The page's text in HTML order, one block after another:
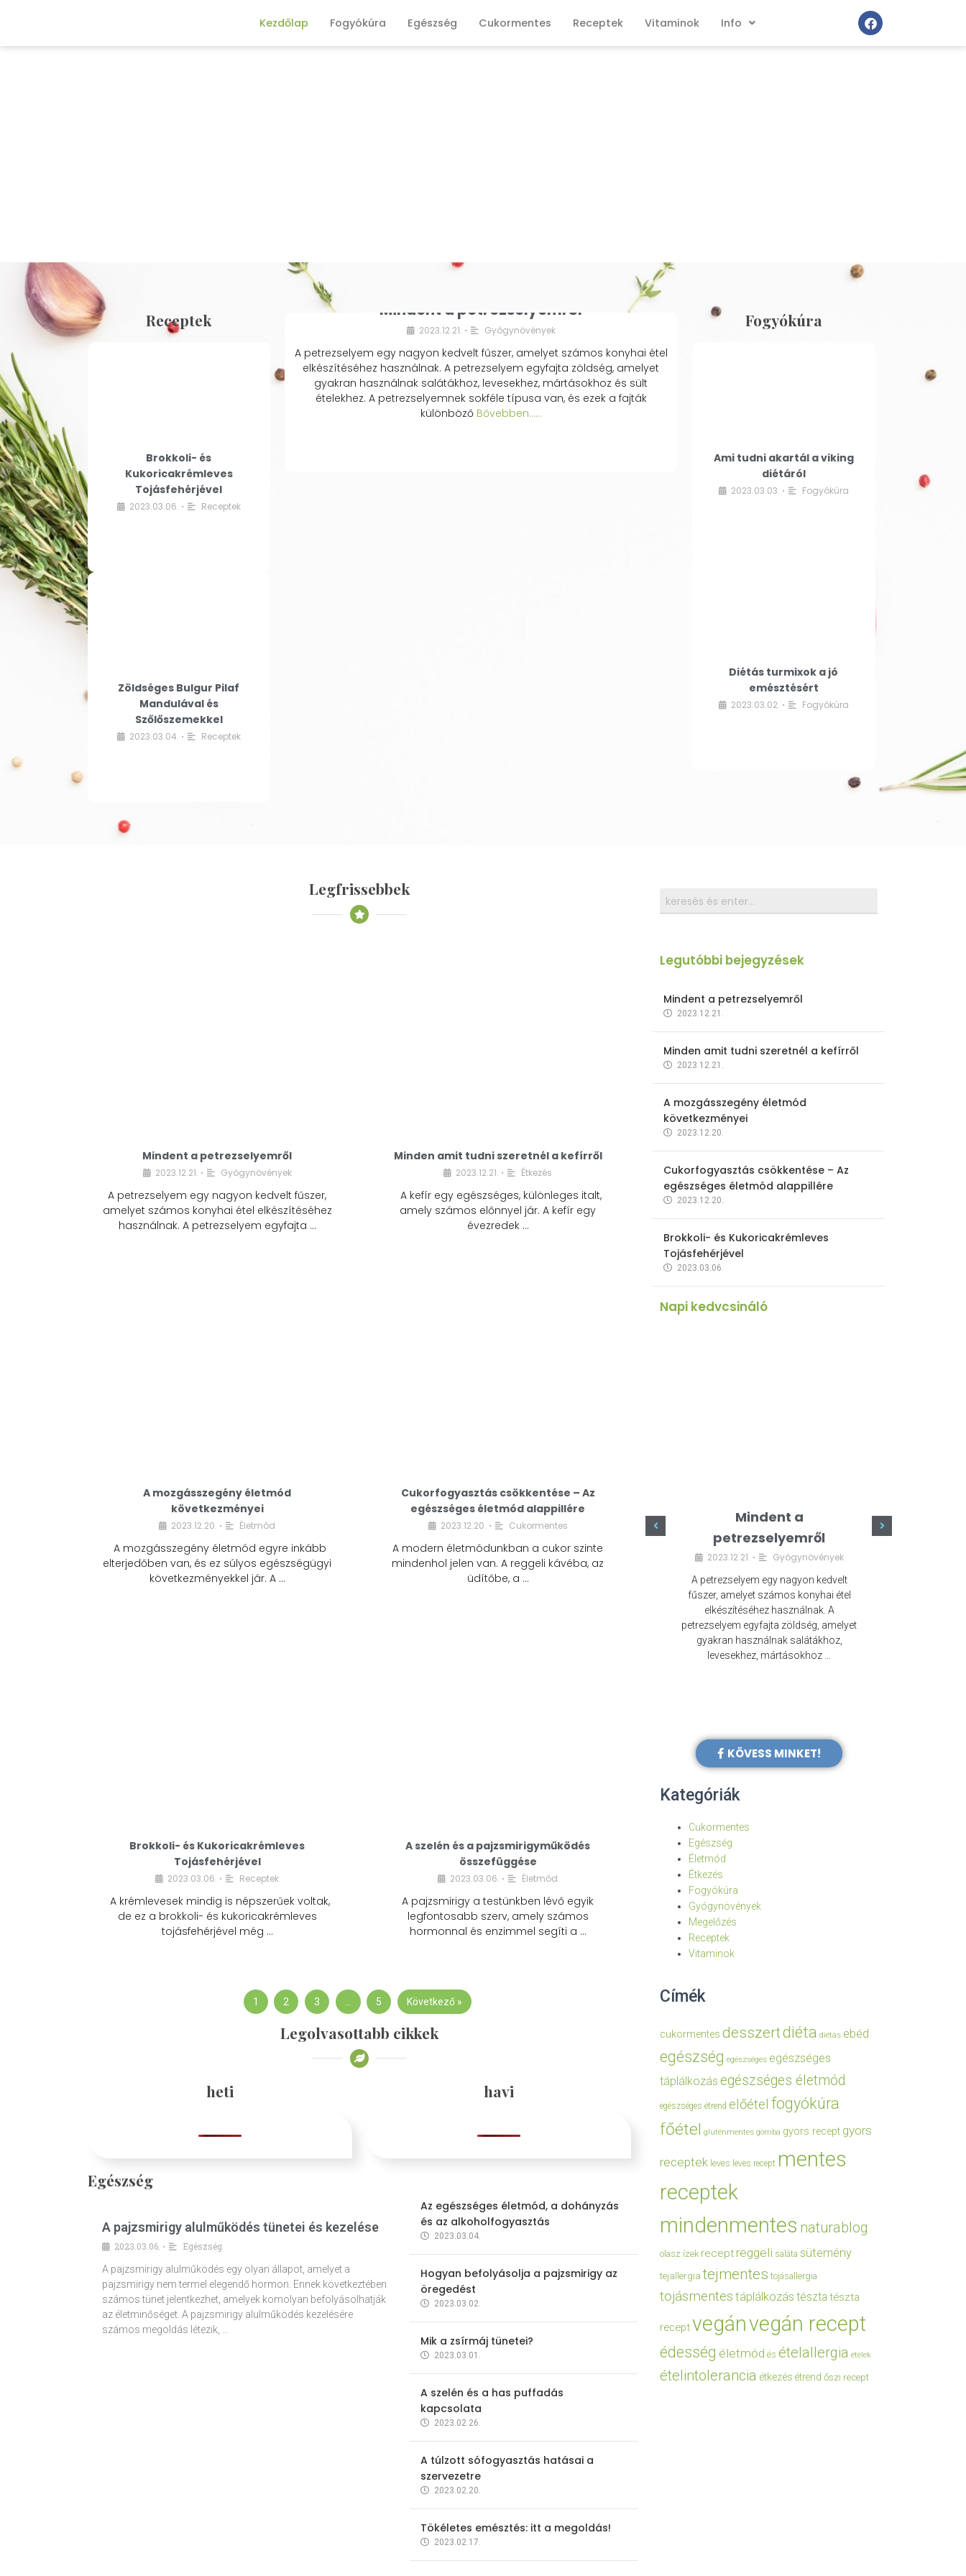
Kezdőlap Fogyókúra Egészség Cukormentes Receptek Vitaminok Info
Receptek
Brokkoli- és
Kukoricakrémleves
Tojásfehérjével
2023.03.06. • Receptek
Zöldséges Bulgur Pilaf
Mandulával és
Szőlőszemekkel
2023.03.04. • Receptek
Mindent a petrezselyemről
2023.12.21. • Gyógynövények
A petrezselyem egy nagyon kedvelt fűszer, amelyet számos konyhai étel
elkészítéséhez használnak. A petrezselyem egyfajta zöldség, amelyet
gyakran használnak salátákhoz, levesekhez, mártásokhoz és sült
ételekhez. A petrezselyemnek sokféle típusa van, és ezek a fajták
különbözőBővebben...…
Fogyókúra
Ami tudni akartál a viking
diétáról
2023.03.03. • Fogyókúra
Diétás turmixok a jó
emésztésért
2023.03.02. • Fogyókúra
Legfrissebbek
Mindent a petrezselyemről
2023.12.21. • Gyógynövények
A petrezselyem egy nagyon kedvelt fűszer,
amelyet számos konyhai étel elkészítéséhez
használnak. A petrezselyem egyfajta …
Minden amit tudni szeretnél a kefírről
2023.12.21. • Étkezés
A kefír egy egészséges, különleges italt,
amely számos előnnyel jár. A kefír egy
évezredek …
A mozgásszegény életmód
következményei
2023.12.20. • Életmód
A mozgásszegény életmód egyre inkább
elterjedőben van, és ez súlyos egészségügyi
következményekkel jár. A …
Cukorfogyasztás csökkentése – Az
egészséges életmód alappillére
2023.12.20. • Cukormentes
A modern életmódunkban a cukor szinte
mindenhol jelen van. A reggeli kávéba, az
üdítőbe, a …
Brokkoli- és Kukoricakrémleves
Tojásfehérjével
2023.03.06. • Receptek
A krémlevesek mindig is népszerűek voltak,
de ez a brokkoli- és kukoricakrémleves
tojásfehérjével még …
A szelén és a pajzsmirigyműködés
összefüggése
2023.03.06. • Életmód
A pajzsmirigy a testünkben lévő egyik
legfontosabb szerv, amely számos
hormonnal és enzimmel segíti a …
1 2 3 5 Következő »
Legolvasottabb cikkek
heti havi
Egészség
A pajzsmirigy alulműködés tünetei és kezelése
2023.03.06. •
Egészség
A pajzsmirigy alulműködés egy olyan állapot, amelyet a
pajzsmirigy nem termel elegendő hormon. Ennek következtében
számos tünet jelentkezhet, amelyek komolyan befolyásolhatják
az életminőséget. A pajzsmirigy alulműködés kezelésére
számos megoldás létezik, …
Az egészséges életmód, a dohányzás
és az alkoholfogyasztás
2023.03.04.
Hogyan befolyásolja a pajzsmirigy az
öregedést
2023.03.02.
Mik a zsírmáj tünetei?
2023.03.01.
A szelén és a has puffadás
kapcsolata
2023.02.26.
A túlzott sófogyasztás hatásai a
szervezetre
2023.02.20.
Tökéletes emésztés: itt a megoldás!
2023.02.17.
Legutóbbi bejegyzések
Mindent a petrezselyemről
2023.12.21.
Minden amit tudni szeretnél a kefírről
2023.12.21.
A mozgásszegény életmód
következményei
2023.12.20.
Cukorfogyasztás csökkentése – Az
egészséges életmód alappillére
2023.12.20.
Brokkoli- és Kukoricakrémleves
Tojásfehérjével
2023.03.06.
Napi kedvcsináló
Cukorfogyasztás
egészséges életmód
alappillére
Mindent a
petrezselyemről
2023.12.21. • Gyógynövények
A petrezselyem egy nagyon kedvelt
fűszer, amelyet számos konyhai étel
elkészítéséhez használnak. A
petrezselyem egyfajta zöldség, amelyet
gyakran használnak salátákhoz,
levesekhez, mártásokhoz …
KÖVESS MINKET!
Kategóriák
Cukormentes
Egészség
Életmód
Étkezés
Fogyókúra
Gyógynövények
Megelőzés
Receptek
Vitaminok
Címék
cukormentes desszertdiéta diétás ebéd
egészség egészséges egészséges
táplálkozás egészséges életmód
egészséges étrend előétel fogyókúra
főétel gluténmentes gomba gyors recept gyors
receptek leves leves recept mentes
receptek
mindenmentes naturablog
olasz ízek recept reggeli saláta sütemény
tejallergia tejmentes tojásallergia
tojásmentes táplálkozás tészta tészta
receptvegánvegán recept
édesség életmód és ételallergia ételek
ételintolerancia étkezés étrend őszi recept